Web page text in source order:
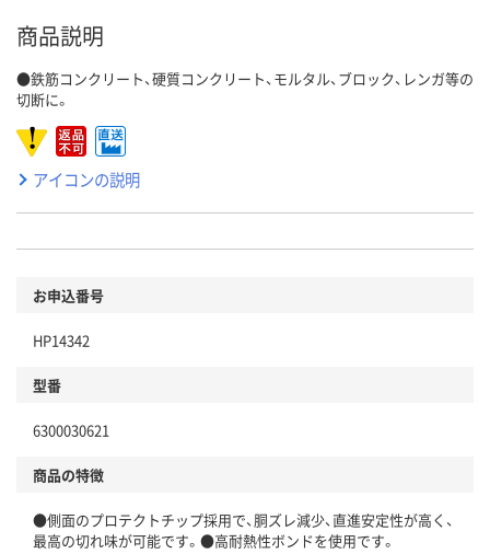
商品説明
●鉄筋コンクリート、硬質コンクリート、モルタル、ブロック、レンガ等の
切断に。
アイコンの説明
お申込番号
HP14342
型番
6300030621
商品の特徴
●側面のプロテクトチップ採用で、胴ズレ減少、直進安定性が高く、
最高の切れ味が可能です。●高耐熱性ボンドを使用です。